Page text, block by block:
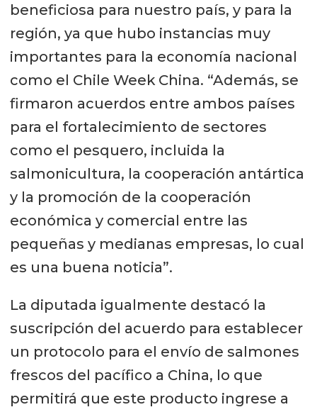
beneficiosa para nuestro país, y para la
región, ya que hubo instancias muy
importantes para la economía nacional
como el Chile Week China. “Además, se
firmaron acuerdos entre ambos países
para el fortalecimiento de sectores
como el pesquero, incluida la
salmonicultura, la cooperación antártica
y la promoción de la cooperación
económica y comercial entre las
pequeñas y medianas empresas, lo cual
es una buena noticia”.
La diputada igualmente destacó la
suscripción del acuerdo para establecer
un protocolo para el envío de salmones
frescos del pacífico a China, lo que
permitirá que este producto ingrese a